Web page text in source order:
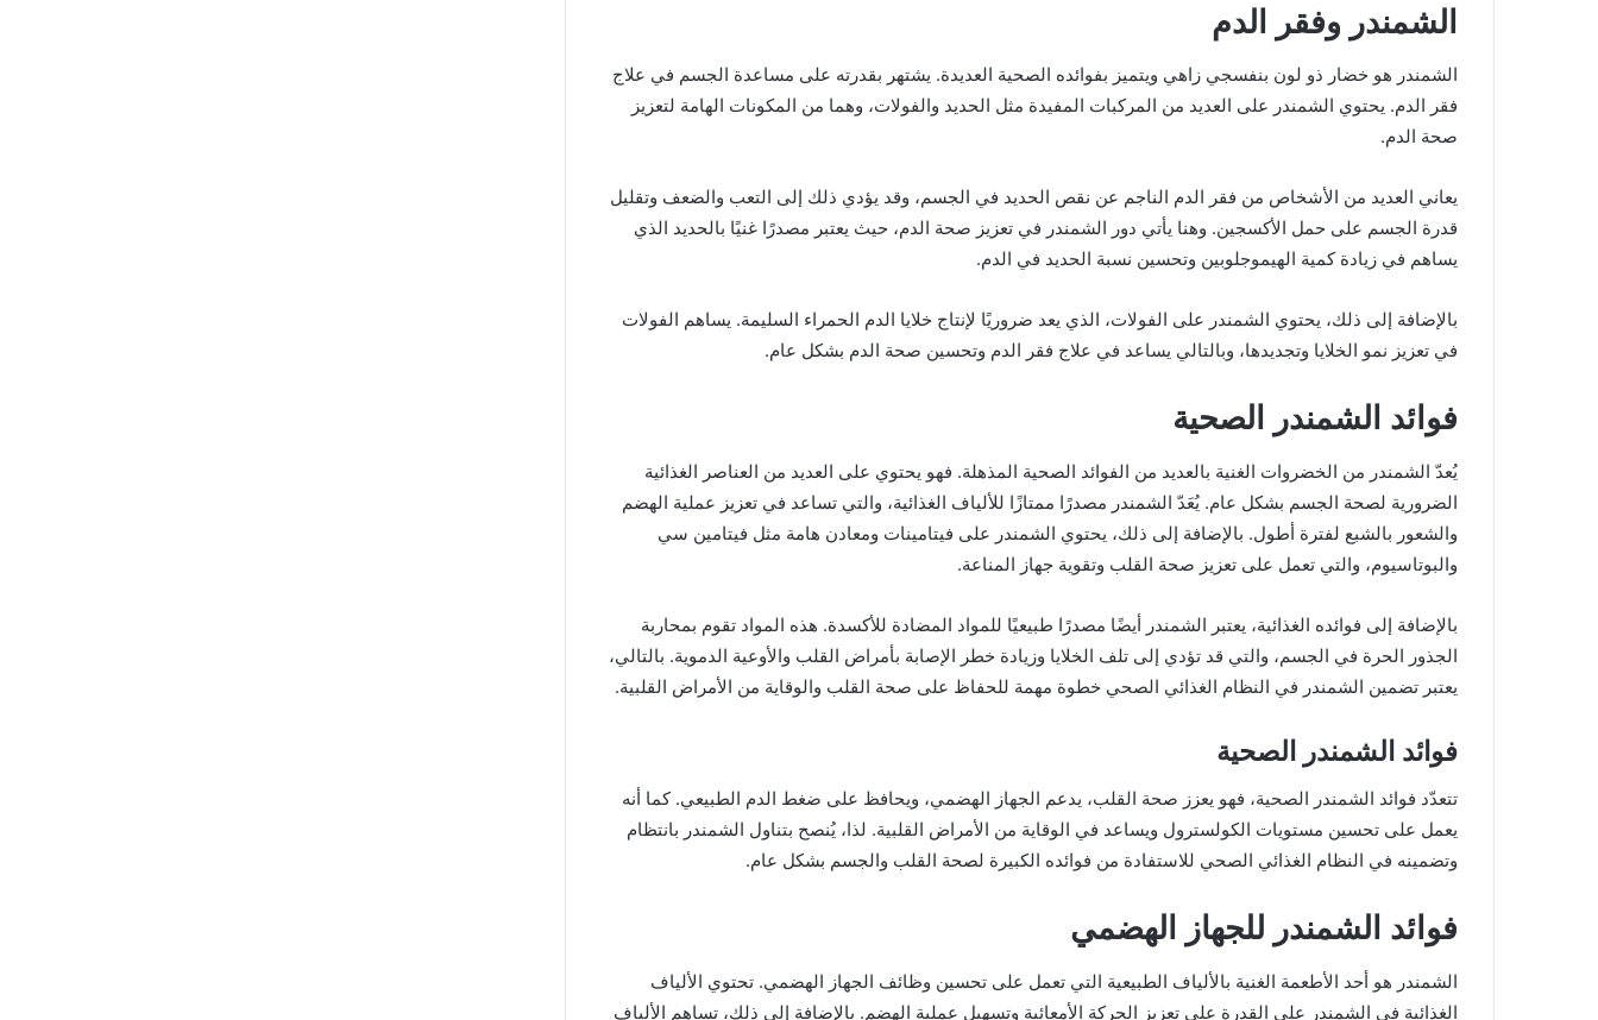
الشمندر وفقر الدم
الشمندر هو خضار ذو لون بنفسجي زاهي ويتميز بفوائده الصحية العديدة. يشتهر بقدرته على مساعدة الجسم في علاج
فقر الدم. يحتوي الشمندر على العديد من المركبات المفيدة مثل الحديد والفولات، وهما من المكونات الهامة لتعزيز
صحة الدم.
يعاني العديد من الأشخاص من فقر الدم الناجم عن نقص الحديد في الجسم، وقد يؤدي ذلك إلى التعب والضعف وتقليل
قدرة الجسم على حمل الأكسجين. وهنا يأتي دور الشمندر في تعزيز صحة الدم، حيث يعتبر مصدرًا غنيًا بالحديد الذي
يساهم في زيادة كمية الهيموجلوبين وتحسين نسبة الحديد في الدم.
بالإضافة إلى ذلك، يحتوي الشمندر على الفولات، الذي يعد ضروريًا لإنتاج خلايا الدم الحمراء السليمة. يساهم الفولات
في تعزيز نمو الخلايا وتجديدها، وبالتالي يساعد في علاج فقر الدم وتحسين صحة الدم بشكل عام.
فوائد الشمندر الصحية
يُعدّ الشمندر من الخضروات الغنية بالعديد من الفوائد الصحية المذهلة. فهو يحتوي على العديد من العناصر الغذائية
الضرورية لصحة الجسم بشكل عام. يُعَدّ الشمندر مصدرًا ممتازًا للألياف الغذائية، والتي تساعد في تعزيز عملية الهضم
والشعور بالشبع لفترة أطول. بالإضافة إلى ذلك، يحتوي الشمندر على فيتامينات ومعادن هامة مثل فيتامين سي
والبوتاسيوم، والتي تعمل على تعزيز صحة القلب وتقوية جهاز المناعة.
بالإضافة إلى فوائده الغذائية، يعتبر الشمندر أيضًا مصدرًا طبيعيًا للمواد المضادة للأكسدة. هذه المواد تقوم بمحاربة
الجذور الحرة في الجسم، والتي قد تؤدي إلى تلف الخلايا وزيادة خطر الإصابة بأمراض القلب والأوعية الدموية. بالتالي،
يعتبر تضمين الشمندر في النظام الغذائي الصحي خطوة مهمة للحفاظ على صحة القلب والوقاية من الأمراض القلبية.
فوائد الشمندر الصحية
تتعدّد فوائد الشمندر الصحية، فهو يعزز صحة القلب، يدعم الجهاز الهضمي، ويحافظ على ضغط الدم الطبيعي. كما أنه
يعمل على تحسين مستويات الكولسترول ويساعد في الوقاية من الأمراض القلبية. لذا، يُنصح بتناول الشمندر بانتظام
وتضمينه في النظام الغذائي الصحي للاستفادة من فوائده الكبيرة لصحة القلب والجسم بشكل عام.
فوائد الشمندر للجهاز الهضمي
الشمندر هو أحد الأطعمة الغنية بالألياف الطبيعية التي تعمل على تحسين وظائف الجهاز الهضمي. تحتوي الألياف
الغذائية في الشمندر على القدرة على تعزيز الحركة الأمعائية وتسهيل عملية الهضم. بالإضافة إلى ذلك، تساهم الألياف